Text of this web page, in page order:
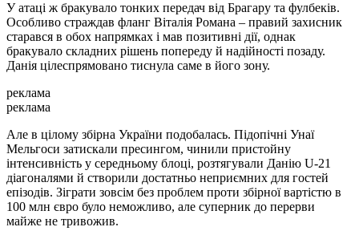
У атаці ж бракувало тонких передач від Брагару та фулбеків.
Особливо страждав фланг Віталія Романа – правий захисник
старався в обох напрямках і мав позитивні дії, однак
бракувало складних рішень попереду й надійності позаду.
Данія цілеспрямовано тиснула саме в його зону.
реклама
реклама
Але в цілому збірна України подобалась. Підопічні Унаї
Мельгоси затискали пресингом, чинили пристойну
інтенсивність у середньому блоці, розтягували Данію U-21
діагоналями й створили достатньо неприємних для гостей
епізодів. Зіграти зовсім без проблем проти збірної вартістю в
100 млн євро було неможливо, але суперник до перерви
майже не тривожив.